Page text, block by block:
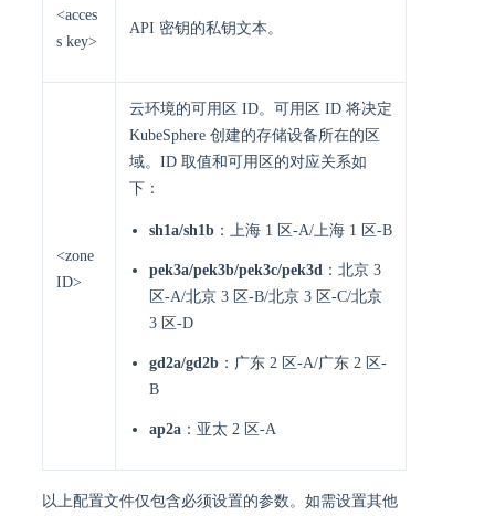
<acces
s key>
API 密钥的私钥文本。
<zone
ID>
云环境的可用区 ID。可用区 ID 将决定
KubeSphere 创建的存储设备所在的区
域。ID 取值和可用区的对应关系如
下：
sh1a/sh1b ：上海 1 区-A/上海 1 区-B
pek3a/pek3b/pek3c/pek3d ：北京 3
区-A/北京 3 区-B/北京 3 区-C/北京
3 区-D
gd2a/gd2b ：广东 2 区-A/广东 2 区-
B
ap2a ：亚太 2 区-A
以上配置文件仅包含必须设置的参数。如需设置其他